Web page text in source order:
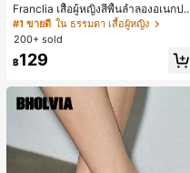
Franclia เสื้อผู้หญิงสีพื้นลำลองอเนกปร
ะสงค์สำหรับใส่ประจำวัน
#1 ขายดี ใน ธรรมดา เสื้อผู้หญิง
200+ sold
฿129